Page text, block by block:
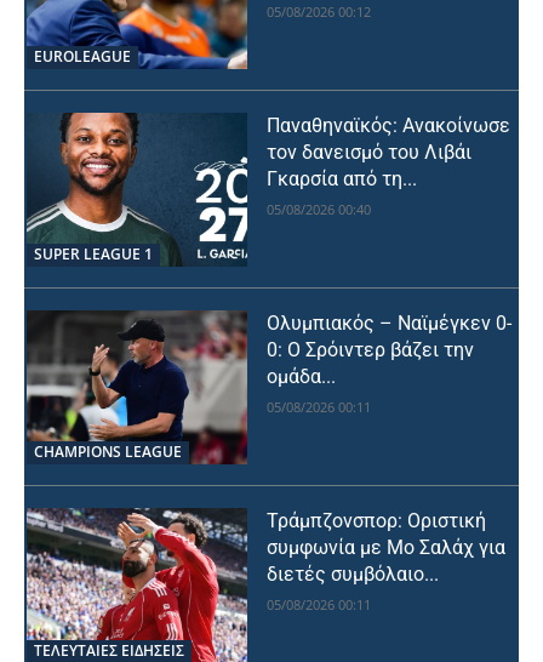
EUROLEAGUE
05/08/2026 00:12
SUPER LEAGUE 1
Παναθηναϊκός: Ανακοίνωσε
τον δανεισμό του Λιβάι
Γκαρσία από τη...
05/08/2026 00:40
CHAMPIONS LEAGUE
Ολυμπιακός – Ναϊμέγκεν 0-
0: Ο Σρόιντερ βάζει την
ομάδα...
05/08/2026 00:11
ΤΕΛΕΥΤΑΙΕΣ ΕΙΔΗΣΕΙΣ
Τράμπζονσπορ: Οριστική
συμφωνία με Μο Σαλάχ για
διετές συμβόλαιο...
05/08/2026 00:11